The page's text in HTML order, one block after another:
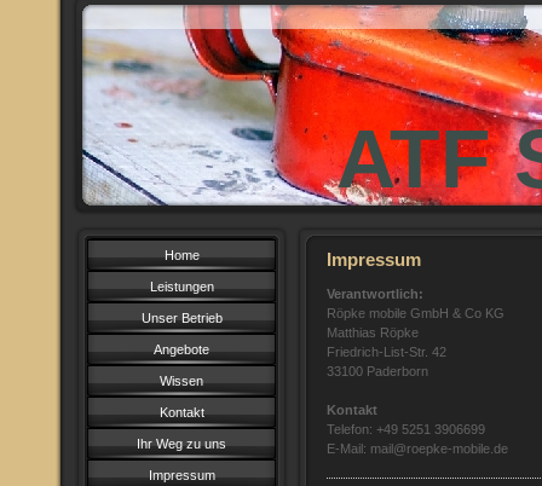
ATF
Home
Leistungen
Unser Betrieb
Angebote
Wissen
Kontakt
Ihr Weg zu uns
Impressum
Impressum
Verantwortlich:
Röpke mobile GmbH & Co KG
Matthias Röpke
Friedrich-List-Str. 42
33100 Paderborn
Kontakt
Telefon: +49 5251 3906699
E-Mail: mail@roepke-mobile.de